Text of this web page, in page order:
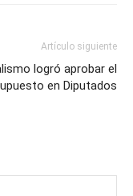
Artículo siguiente
logró aprobar el
en Diputados